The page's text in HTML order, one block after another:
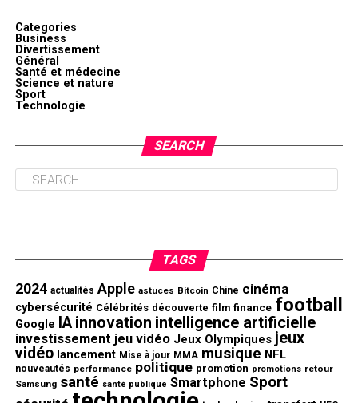
Categories
Business
Divertissement
Général
Santé et médecine
Science et nature
Sport
Technologie
SEARCH
TAGS
2024 actualités Apple astuces Bitcoin Chine cinéma
cybersécurité Célébrités découverte film finance football
Google IA innovation intelligence artificielle
investissement jeu vidéo Jeux Olympiques jeux
vidéo lancement Mise à jour MMA musique NFL
nouveautés performance politique promotion promotions retour
Samsung santé santé publique Smartphone Sport